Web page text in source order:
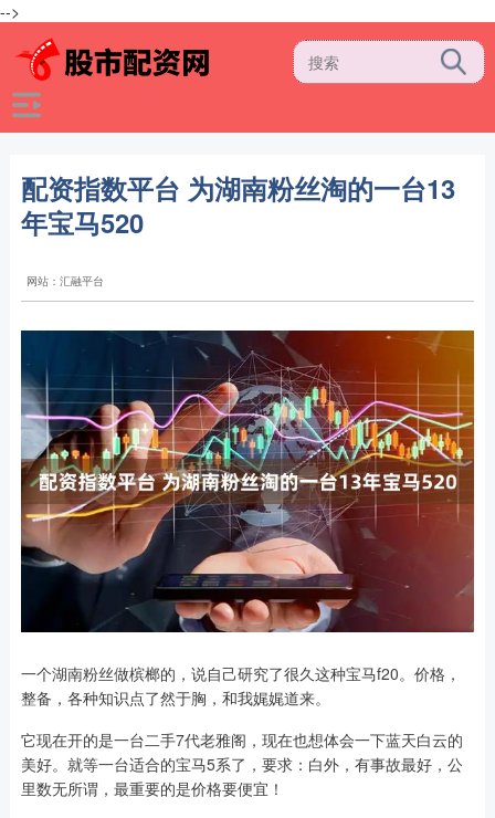
-->
配资指数平台 为湖南粉丝淘的一台13
年宝马520
网站：汇融平台
一个湖南粉丝做槟榔的，说自己研究了很久这种宝马f20。价格，
整备，各种知识点了然于胸，和我娓娓道来。
它现在开的是一台二手7代老雅阁，现在也想体会一下蓝天白云的
美好。就等一台适合的宝马5系了，要求：白外，有事故最好，公
里数无所谓，最重要的是价格要便宜！